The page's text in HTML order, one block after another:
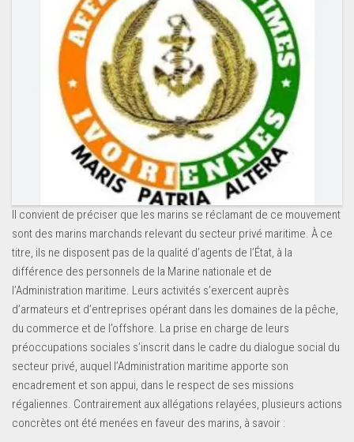
Il convient de préciser que les marins se réclamant de ce mouvement
sont des marins marchands relevant du secteur privé maritime. À ce
titre, ils ne disposent pas de la qualité d’agents de l’État, à la
différence des personnels de la Marine nationale et de
l’Administration maritime. Leurs activités s’exercent auprès
d’armateurs et d’entreprises opérant dans les domaines de la pêche,
du commerce et de l’offshore. La prise en charge de leurs
préoccupations sociales s’inscrit dans le cadre du dialogue social du
secteur privé, auquel l’Administration maritime apporte son
encadrement et son appui, dans le respect de ses missions
régaliennes. Contrairement aux allégations relayées, plusieurs actions
concrètes ont été menées en faveur des marins, à savoir :